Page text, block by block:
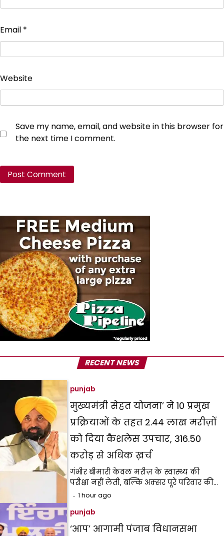
Email *
Website
Save my name, email, and website in this browser for
the next time I comment.
RECENT NEWS
punjab
मुख्यमंत्री सेहत योजना’ ने 10 प्रमुख
प्रक्रियाओं के तहत 2.44 लाख मरीज़ों
को दिया कैशलेस उपचार, ₹316.50
करोड़ से अधिक ख़र्च
गंभीर बीमारी केवल मरीज़ के स्वास्थ्य की
परीक्षा नहीं लेती, बल्कि अक्सर पूरे परिवार की…
1 hour ago
punjab
‘आप’ आगामी पंजाब विधानसभा